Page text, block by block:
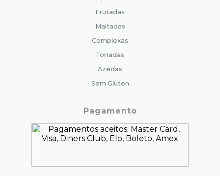
Frutadas
Maltadas
Complexas
Torradas
Azedas
Sem Glúten
Pagamento